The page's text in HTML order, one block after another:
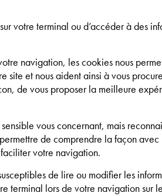
votre terminal ou d’accéder à des
navigation, les cookies nous
site et nous aident ainsi à vous
de vous proposer la meilleure
vous concernant, mais
de comprendre la façon
votre navigation.
de lire ou modifier les
terminal lors de votre navigation sur